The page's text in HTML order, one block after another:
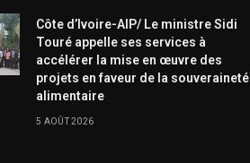
Côte d’Ivoire-AIP/ Le ministre Sidi
Touré appelle ses services à
accélérer la mise en œuvre des
projets en faveur de la souveraineté
alimentaire
5 AOÛT 2026